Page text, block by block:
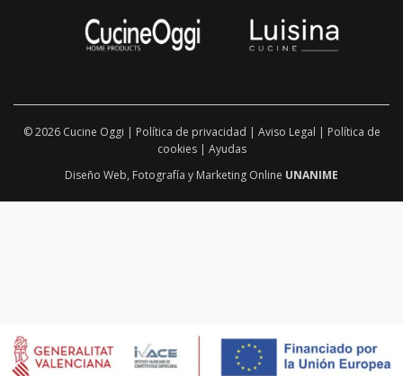
© 2026 Cucine Oggi | Política de privacidad | Aviso Legal | Política de
cookies| Ayudas
Diseño Web, Fotografía y Marketing Online UNANIME